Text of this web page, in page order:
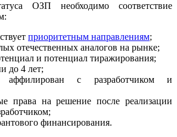
ОЗП необходимо соответствие
приоритетным направлениям;
отечественных аналогов на рынке;
и потенциал тиражирования;
до 4 лет;
аффилирован с разработчиком и
права на решение после реализации
финансирования.